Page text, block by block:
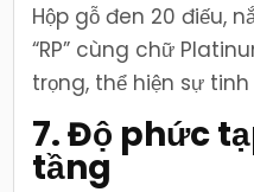
Hộp gỗ đen 20 điếu,
“RP” cùng chữ
trọng, thể hiện sự
7. Độ phức
tầng